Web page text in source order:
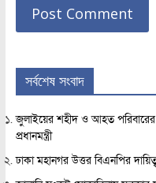
সর্বশেষ সংবাদ
জুলাইয়ের শহীদ ও আহত
প্রধানমন্ত্রী
ঢাকা মহানগর উত্তর বিএনপির